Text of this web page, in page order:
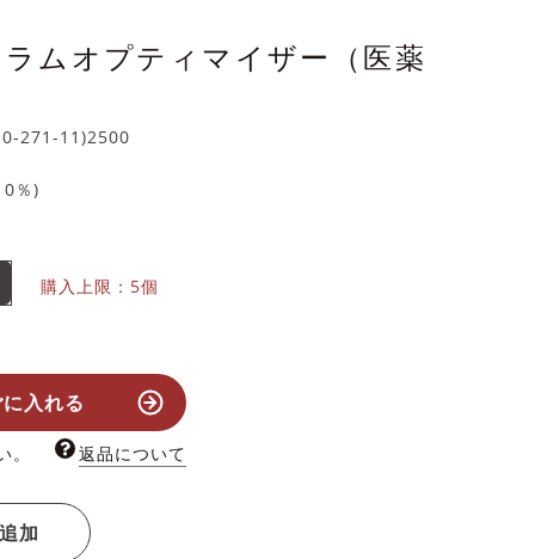
ラムオプティマイザー（医薬
271-11)2500
％)
購入上限：5個
入れる
返品について
加